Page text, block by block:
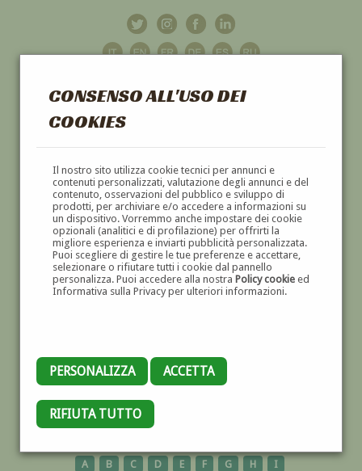
CONSENSO ALL'USO DEI
COOKIES
Il nostro sito utilizza cookie tecnici per annunci e
contenuti personalizzati, valutazione degli annunci e del
contenuto, osservazioni del pubblico e sviluppo di
prodotti, per archiviare e/o accedere a informazioni su
un dispositivo. Vorremmo anche impostare dei cookie
opzionali (analitici e di profilazione) per offrirti la
migliore esperienza e inviarti pubblicità personalizzata.
Puoi scegliere di gestire le tue preferenze e accettare,
selezionare o rifiutare tutti i cookie dal pannello
personalizza. Puoi accedere alla nostra Policy cookieed
Informativa sulla Privacy per ulteriori informazioni.
PERSONALIZZA ACCETTA
RIFIUTA TUTTO
GALLERIAD'ARTE
DIPINTI E SCULTURE '800 E '900
TOSCANA
A B C D E F G H I